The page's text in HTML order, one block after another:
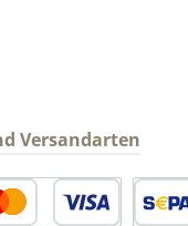
Versandarten